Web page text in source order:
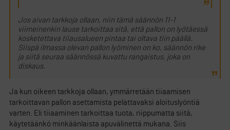
Jos aivan tarkkoja ollaan, niin tämä säännön 11-1
viimeinenkin lause tarkoittaa sitä, että pallon on lyötäessä
kosketettava tiiausalueen pintaa tai oltava tiin päällä.
Siispä ilmassa olevan pallon lyöminen on ko. säännön rike
ja siitä seuraa säännössä kuvattu rangaistus, joka on
diskaus.
Ja kun oikeen tarkkoja ollaan, ymmärretään tiiaamisen
tarkoittavan pallon asettamista pelattavaksi aloituslyöntiä
varten. Eli tiiaaminen tarkoittaa tuota, riippumatta siitä,
käytetäänkö minkäänlaista apuvälinettä mukana. Siis